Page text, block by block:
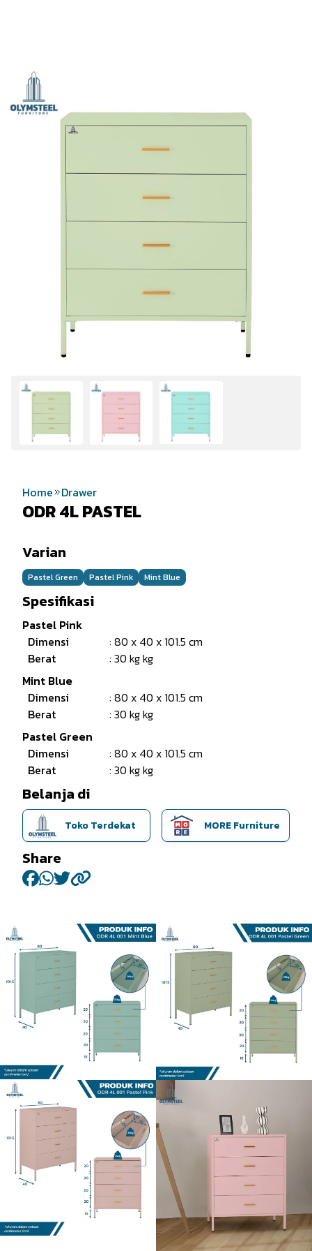
Home Drawer
ODR 4L PASTEL
Varian
Pastel Green Pastel Pink Mint Blue
Spesifikasi
Pastel Pink
Dimensi
: 80 x 40 x 101.5 cm
Berat
: 30 kg kg
Mint Blue
Dimensi
: 80 x 40 x 101.5 cm
Berat
: 30 kg kg
Pastel Green
Dimensi
: 80 x 40 x 101.5 cm
Berat
: 30 kg kg
Belanja di
Toko Terdekat MORE Furniture
Share